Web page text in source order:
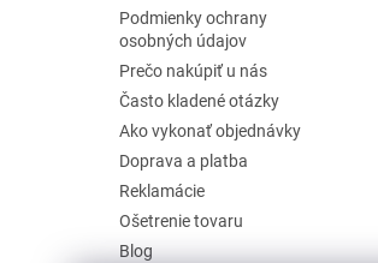
Podmienky ochrany
osobných údajov
Prečo nakúpiť u nás
Často kladené otázky
Ako vykonať objednávky
Doprava a platba
Reklamácie
Ošetrenie tovaru
Blog